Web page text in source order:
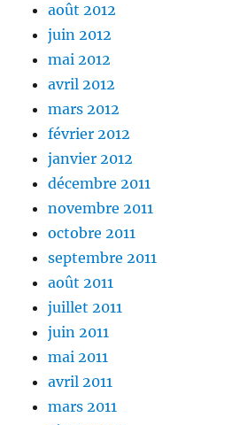
août 2012
juin 2012
mai 2012
avril 2012
mars 2012
février 2012
janvier 2012
décembre 2011
novembre 2011
octobre 2011
septembre 2011
août 2011
juillet 2011
juin 2011
mai 2011
avril 2011
mars 2011